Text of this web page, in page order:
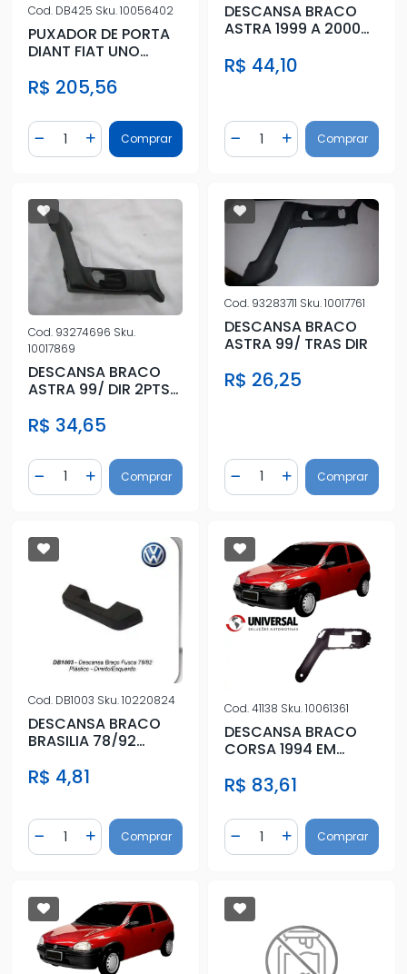
Cod. DB425 Sku.10056402
PUXADOR DE PORTA
DIANT FIAT UNO
R$ 205,56
Diminuir Quantidade
Quantidade
Adicionar Quantidade
Comprar
DESCANSA BRACO
ASTRA 1999 A 2000
C/VIDRO E
R$ 44,10
Diminuir Quantidade
Quantidade
AdicionarComprar
Cod. 93274696 Sku.
10017869
DESCANSA BRACO
ASTRA 99/ DIR 2PTS
R$ 34,65
Diminuir Quantidade
Quantidade
Adicionar Quantidade
Comprar
Cod. 93283711 Sku.10017761
DESCANSA BRACO
ASTRA 99/ TRAS DIR
R$ 26,25
Diminuir Quantidade
Quantidade
AdicionarComprar
Cod. DB1003 Sku.10220824
DESCANSA BRACO
BRASILIA 78/92
R$ 4,81
Diminuir Quantidade
Quantidade
Adicionar Quantidade
Comprar
Cod.41138 Sku.10061361
DESCANSA BRACO
CORSA 1994 EM
R$ 83,61
Diminuir Quantidade
Quantidade
AdicionarComprar